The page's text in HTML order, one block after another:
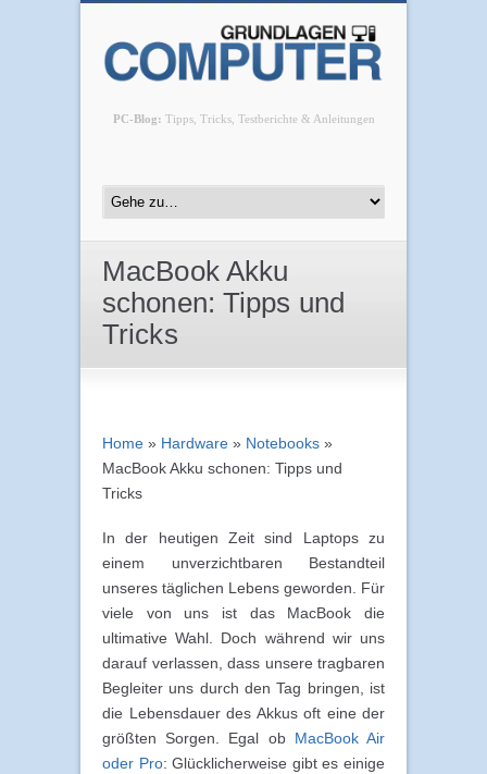
PC-Blog: Tipps, Tricks, Testberichte & Anleitungen
MacBook Akku
schonen: Tipps und
Tricks
Home » Hardware » Notebooks »
MacBook Akku schonen: Tipps und
Tricks
In der heutigen Zeit sind Laptops zu
einem unverzichtbaren Bestandteil
unseres täglichen Lebens geworden. Für
viele von uns ist das MacBook die
ultimative Wahl. Doch während wir uns
darauf verlassen, dass unsere tragbaren
Begleiter uns durch den Tag bringen, ist
die Lebensdauer des Akkus oft eine der
größten Sorgen. Egal ob MacBook Air
oder Pro: Glücklicherweise gibt es einige